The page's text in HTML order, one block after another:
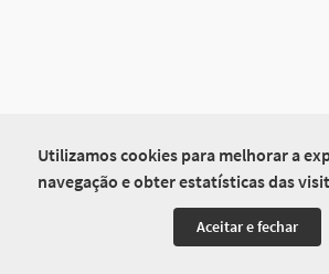
Utilizamos cookies para melhorar a
navegação e obter estatísticas das
Aceitar e fechar